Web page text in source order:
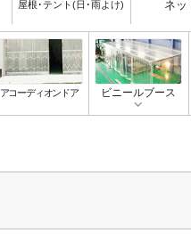
屋根･テント(日･雨よけ) ネッ
アコーディオンドア ビニールブース